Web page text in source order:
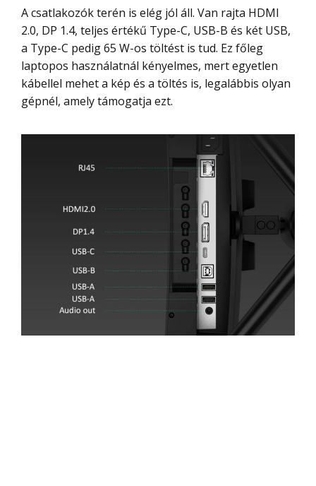
A csatlakozók terén is elég jól áll. Van rajta HDMI
2.0, DP 1.4, teljes értékű Type-C, USB-B és két USB,
a Type-C pedig 65 W-os töltést is tud. Ez főleg
laptopos használatnál kényelmes, mert egyetlen
kábellel mehet a kép és a töltés is, legalábbis olyan
gépnél, amely támogatja ezt.